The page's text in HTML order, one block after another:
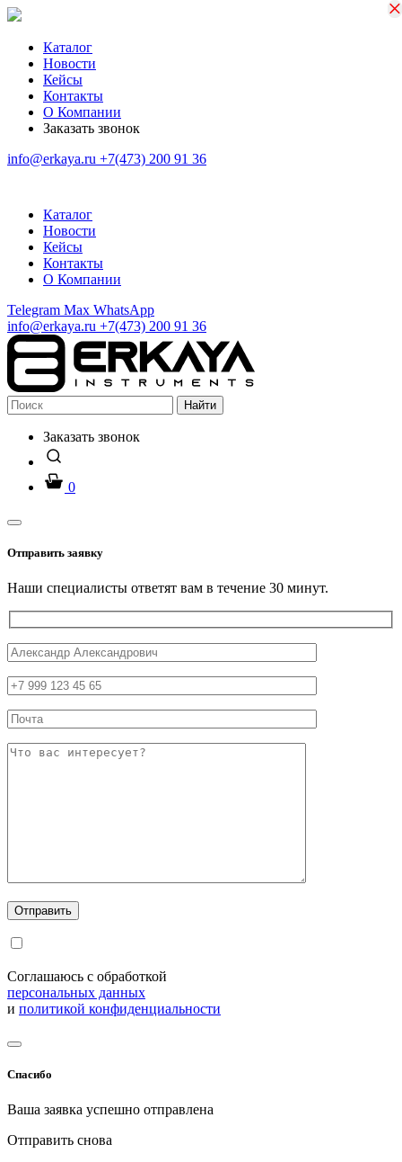
Каталог
Новости
Кейсы
Контакты
О Компании
Заказать звонок
info@erkaya.ru +7(473) 200 91 36
Каталог
Новости
Кейсы
Контакты
О Компании
Telegram Max WhatsApp
info@erkaya.ru +7(473) 200 91 36
Найти
Заказать звонок
0
Отправить заявку
Наши специалисты ответят вам в течение 30 минут.
Соглашаюсь с обработкой
персональных данных
и политикой конфиденциальности
Спасибо
Ваша заявка успешно отправлена
Отправить снова
×
×